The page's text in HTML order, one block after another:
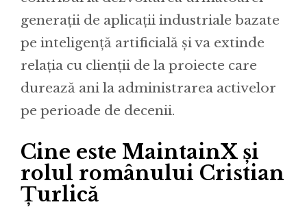
generații de aplicații industriale bazate
pe inteligență artificială și va extinde
relația cu clienții de la proiecte care
durează ani la administrarea activelor
pe perioade de decenii.
Cine este MaintainX și
rolul românului Cristian
Țurlică